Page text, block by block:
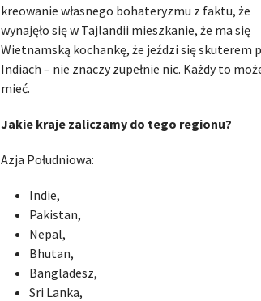
kreowanie własnego bohateryzmu z faktu, że
wynajęło się w Tajlandii mieszkanie, że ma się
Wietnamską kochankę, że jeździ się skuterem
Indiach – nie znaczy zupełnie nic. Każdy to
mieć.
Jakie kraje zaliczamy do tego regionu?
Azja Południowa:
Indie,
Pakistan,
Nepal,
Bhutan,
Bangladesz,
Sri Lanka,